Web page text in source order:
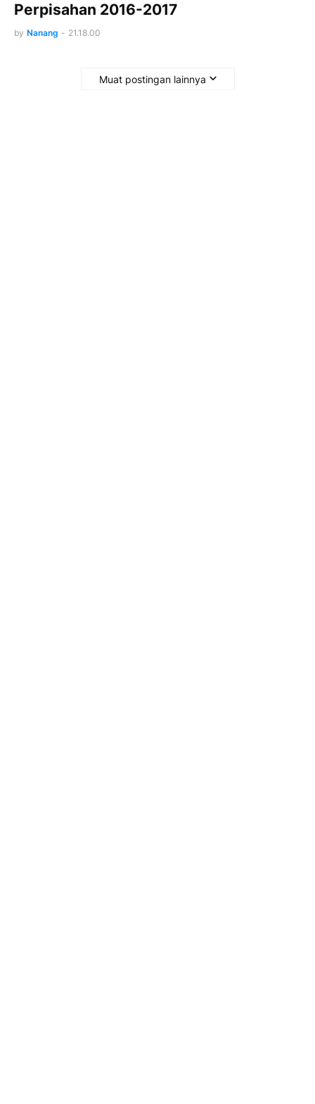
Perpisahan 2016-2017
by Nanang - 21.18.00
Muat postingan lainnya